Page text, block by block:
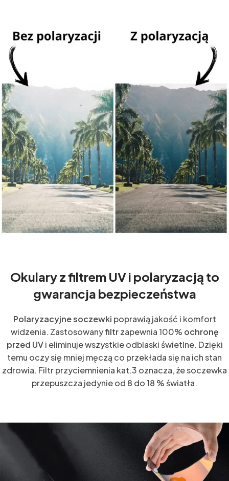
Okulary z filtrem UV i polaryzacją to
gwarancja bezpieczeństwa
Polaryzacyjne soczewki poprawią jakość i komfort
widzenia. Zastosowanyfiltrzapewnia 100% ochronę
przed UVi eliminuje wszystkie odblaski świetlne. Dzięki
temu oczy się mniej męczą co przekłada się na ich stan
zdrowia. Filtr przyciemnienia kat.3 oznacza, że soczewka
przepuszcza jedynie od 8 do 18 % światła.